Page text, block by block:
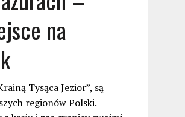
na
Tysąca Jezior”, są
regionów Polski.